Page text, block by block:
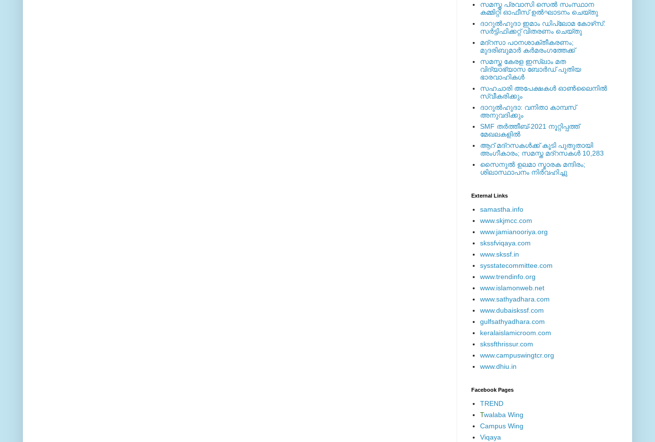
സമസ്ത പ്രവാസി സെല്‍ സംസ്ഥാന
കമ്മിറ്റി ഓഫീസ് ഉല്‍ഘാടനം ചെയ്തു
ദാറുല്‍ഹുദാ ഇമാം ഡിപ്ലോമ കോഴ്‌സ്:
സര്‍ട്ടിഫിക്കറ്റ് വിതരണം ചെയ്തു
മദ്‌റസാ പഠനശാക്തീകരണം;
മുദരിബുമാര്‍ കര്‍മരംഗത്തേക്ക്
സമസ്ത കേരള ഇസ്ലാം മത
വിദ്യാഭ്യാസ ബോര്‍ഡ് പുതിയ
ഭാരവാഹികള്‍
സഹചാരി അപേക്ഷകൾ ഓൺലൈനിൽ
സ്വീകരിക്കും
ദാറുല്‍ഹുദാ: വനിതാ കാമ്പസ്
അനുവദിക്കും
SMF തര്‍ത്തീബ്-2021 നൂറ്റിപ്പത്ത്
മേഖലകളില്‍
ആറ് മദ്റസകള്‍ക്ക് കൂടി പുതുതായി
അംഗീകാരം; സമസ്ത മദ്റസകള്‍ 10,283
സൈനുല്‍ ഉലമാ സ്മാരക മന്ദിരം;
ശിലാസ്ഥാപനം നിര്‍വഹിച്ചു
External ‎Links
samastha.info
www.skjmcc.com
www.jamianooriya.org
skssfviqaya.com
www.skssf.in
sysstatecommittee.com
www.trendinfo.org
www.islamonweb.net
www.sathyadhara.com
www.dubaiskssf.com
gulfsathyadhara.com
keralaislamicroom.com
skssfthrissur.com
www.campuswingtcr.org
www.dhiu.in
Facebook Pages
TREND
Twalaba Wing
Campus Wing
Viqaya